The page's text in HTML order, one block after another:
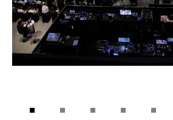
1 2 3 4 5